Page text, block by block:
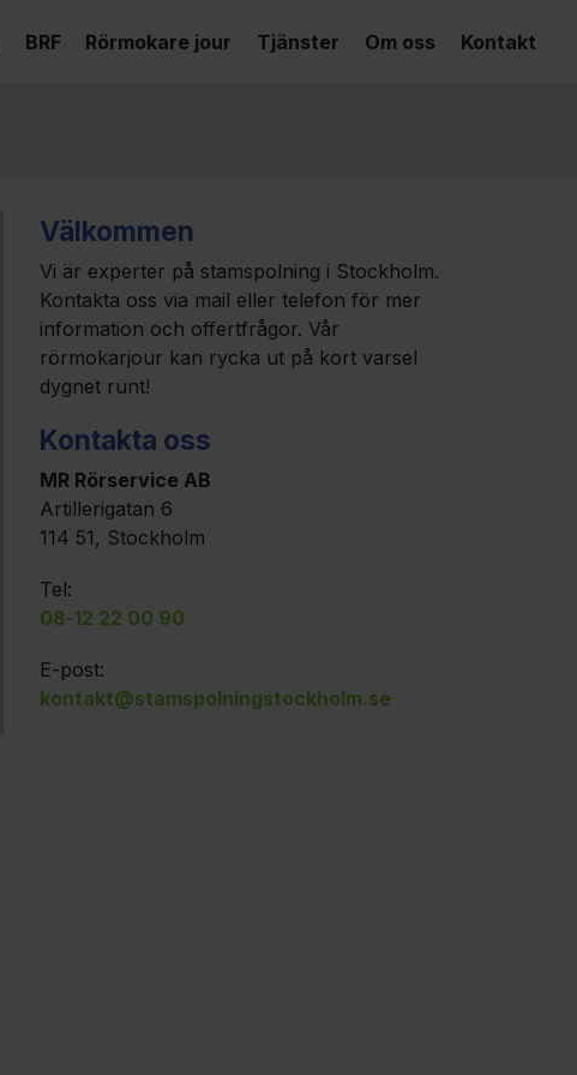
BRF Rörmokare jour Tjänster Om oss Kontakt
Välkommen
Vi är experter på stamspolning i Stockholm.
Kontakta oss via mail eller telefon för mer
information och offertfrågor. Vår
rörmokarjour kan rycka ut på kort varsel
dygnet runt!
Kontakta oss
MR Rörservice AB
Artillerigatan 6
114 51, Stockholm
Tel:
08-12 22 00 90
E-post:
kontakt@stamspolningstockholm.se